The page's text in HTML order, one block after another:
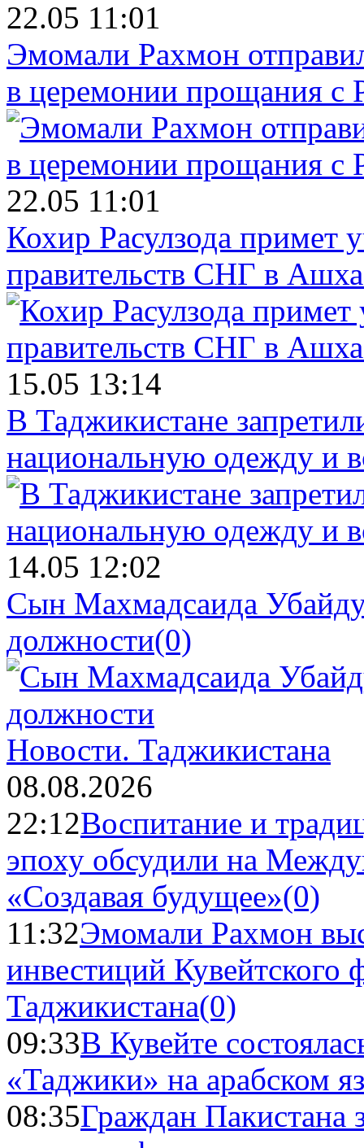
22.05 11:01
Эмомали Рахмон
в церемонии прощания с
22.05 11:01
Кохир Расулзода примет
правительств СНГ в
15.05 13:14
В Таджикистане
национальную одежду и
14.05 12:02
Сын Махмадсаида
должности(0)
Новости. Таджикистана
08.08.2026
22:12Воспитание и
эпоху обсудили на
«Создавая будущее»(0)
11:32Эмомали Рахмон
инвестиций Кувейтского
Таджикистана(0)
09:33В Кувейте
«Таджики» на арабском
08:35Граждан Пакистана